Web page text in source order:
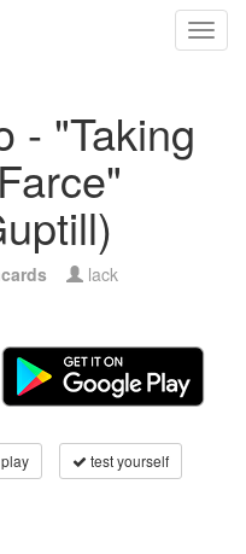
- "Taking
lack
play test yourself